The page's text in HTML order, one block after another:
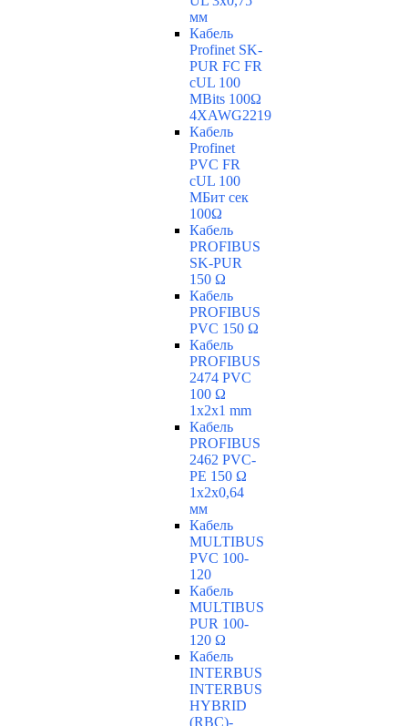
мм
Кабель
Profinet SK-
PUR FC FR
cUL 100
MBits 100Ω
4XAWG2219
Кабель
Profinet
PVC FR
cUL 100
MБит сек
100Ω
Кабель
PROFIBUS
SK-PUR
150 Ω
Кабель
PROFIBUS
PVC 150 Ω
Кабель
PROFIBUS
2474 PVC
100 Ω
1x2x1 mm
Кабель
PROFIBUS
2462 PVC-
PE 150 Ω
1x2x0,64
мм
Кабель
MULTIBUS
PVC 100-
120
Кабель
MULTIBUS
PUR 100-
120 Ω
Кабель
INTERBUS
INTERBUS
HYBRID
(RBC)-